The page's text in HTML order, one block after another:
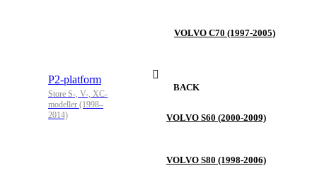
VOLVO C70 (1997-2005)
P2-platform
Store S-, V-, XC-
modeller (1998–
2014)
BACK
VOLVO S60 (2000-2009)
VOLVO S80 (1998-2006)